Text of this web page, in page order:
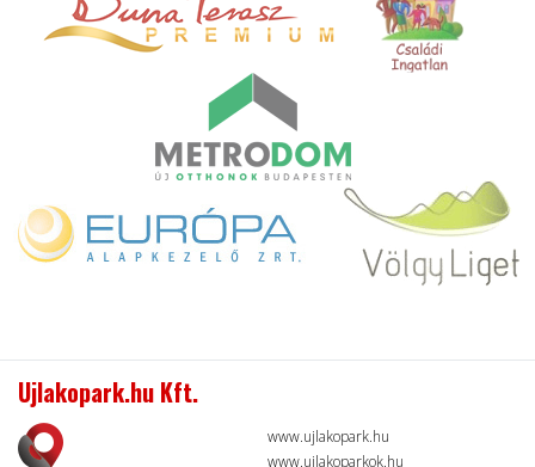
Ujlakopark.hu Kft.
www.ujlakopark.hu
www.ujlakoparkok.hu